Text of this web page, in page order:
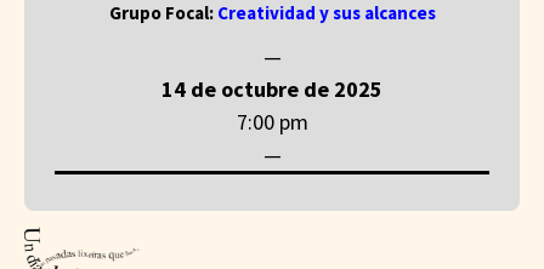
Grupo Focal: Creatividad y sus alcances
—
14 de octubre de 2025
7:00 pm
—